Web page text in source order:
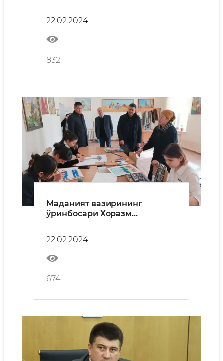
22.02.2024
832
Маданият вазирининг
ўринбосари Хоразм
22.02.2024
674